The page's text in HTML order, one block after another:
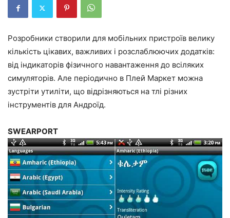
Розробники створили для мобільних пристроїв велику
кількість цікавих, важливих і розслаблюючих додатків:
від індикаторів фізичного навантаження до всіляких
симуляторів. Але періодично в Плей Маркет можна
зустріти утиліти, що відрізняються на тлі різних
інструментів для Андроїд.
SWEARPORT